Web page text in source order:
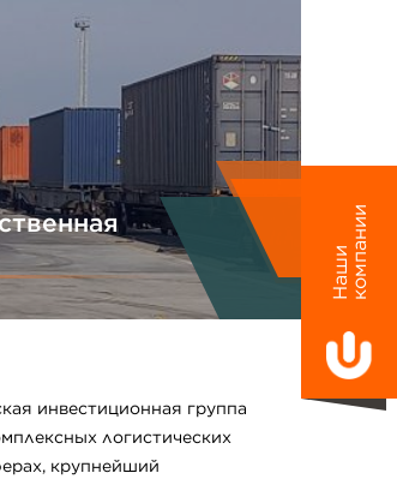
инвестиционная группа
логистических
крупнейший
Н
а
ш
и
к
о
м
п
а
н
ии